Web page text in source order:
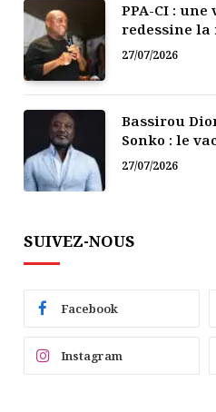
PPA-CI :
redessine la
politique
27/07/2026
Bassirou
Sonko : le
doit pas
27/07/2026
SUIVEZ-NOUS
Facebook
Instagram